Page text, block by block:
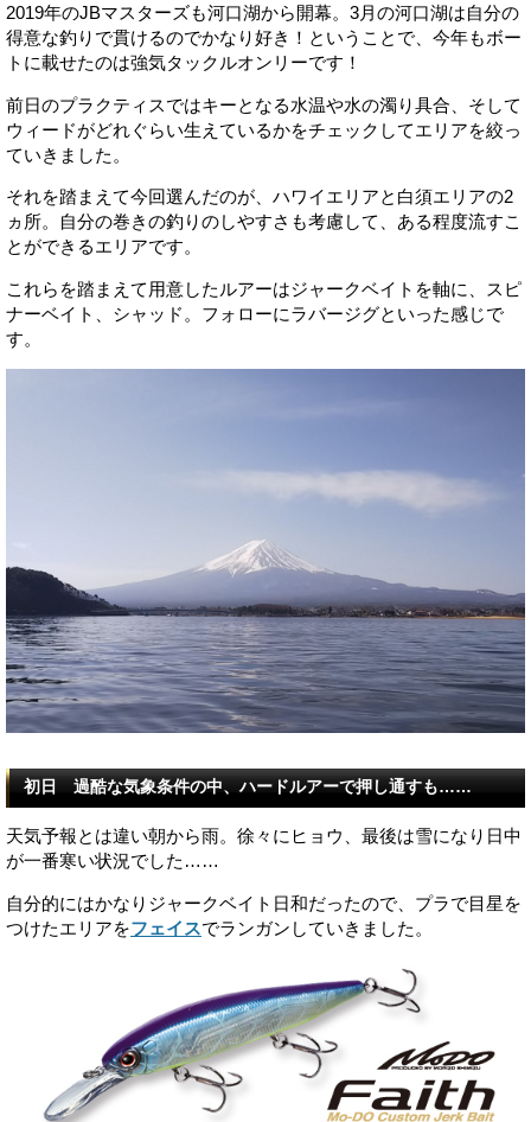
2019年のJBマスターズも河口湖から開幕。3月の河口湖は自分の
得意な釣りで貫けるのでかなり好き！ということで、今年もボー
トに載せたのは強気タックルオンリーです！
前日のプラクティスではキーとなる水温や水の濁り具合、そして
ウィードがどれぐらい生えているかをチェックしてエリアを絞っ
ていきました。
それを踏まえて今回選んだのが、ハワイエリアと白須エリアの2
ヵ所。自分の巻きの釣りのしやすさも考慮して、ある程度流すこ
とができるエリアです。
これらを踏まえて用意したルアーはジャークベイトを軸に、スピ
ナーベイト、シャッド。フォローにラバージグといった感じで
す。
初日 過酷な気象条件の中、ハードルアーで押し通すも……
天気予報とは違い朝から雨。徐々にヒョウ、最後は雪になり日中
が一番寒い状況でした……
自分的にはかなりジャークベイト日和だったので、プラで目星を
つけたエリアをフェイスでランガンしていきました。